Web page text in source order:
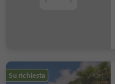
Su richiesta